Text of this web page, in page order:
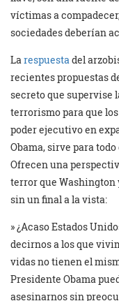
víctimas a
sociedades deberían
La respuesta del
recientes propuestas
secreto que supervise
terrorismo para que
poder ejecutivo en
Obama, sirve para
Ofrecen una
terror que
sin un final a la vista:
» ¿Acaso Estados
decirnos a los que
vidas no tienen el
Presidente Obama
asesinarnos sin